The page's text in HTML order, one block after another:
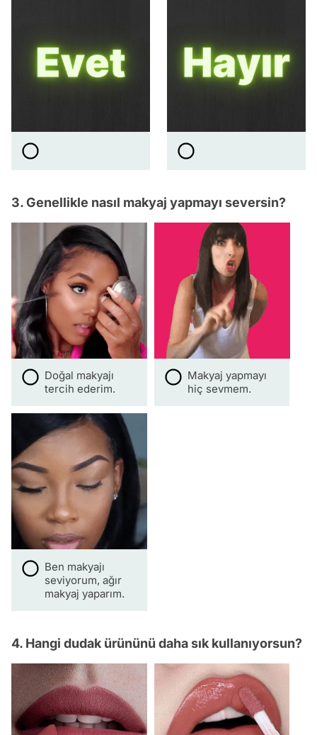
3. Genellikle nasıl makyaj yapmayı seversin?
Doğal makyajı
tercih ederim.
Makyaj yapmayı
hiç sevmem.
Ben makyajı
seviyorum, ağır
makyaj yaparım.
4. Hangi dudak ürününü daha sık kullanıyorsun?